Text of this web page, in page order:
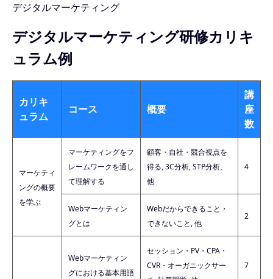
デジタルマーケティング
デジタルマーケティング研修カリキ
ュラム例
カリキ
ュラム
コース 概要
講
座
数
マーケティ
ングの概要
を学ぶ
マーケティングをフ
レームワークを通し
て理解する
顧客・自社・競合視点を
得る, 3C分析, STP分析、
他
4
Webマーケティン
グとは
Webだからできること・
できないこと, 他
2
Webマーケティン
グにおける基本用語
セッション・PV・CPA・
CVR・オーガニックサー
7